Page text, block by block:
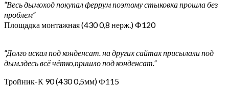
“Весь дымоход покупал феррум поэтому стыковка прошла без
проблем”
Площадка монтажная (430 0,8 нерж.) Ф120
“Долго искал под конденсат. на других сайтах присылали под
дым.здесь всё чётко,пришло под конденсат.”
Тройник-К 90 (430 0,5мм) Ф115